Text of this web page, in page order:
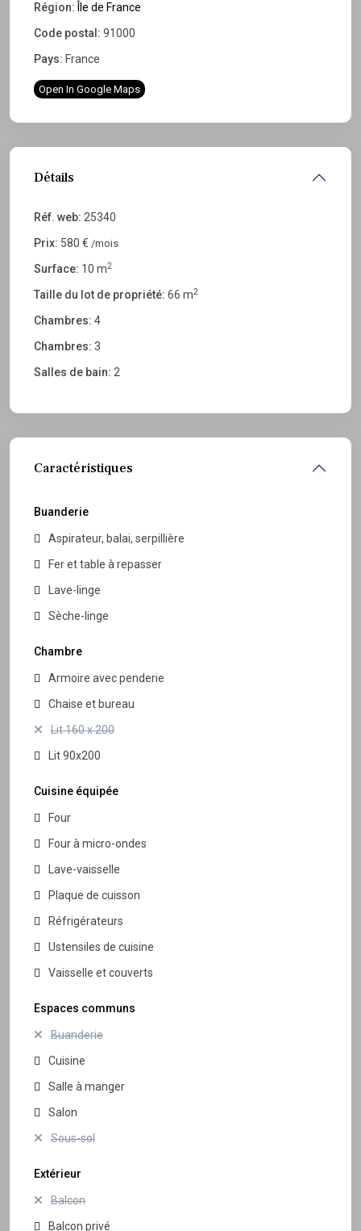
Région:
Île de France
Code postal: 91000
Pays: France
Open In Google Maps
Détails
Réf. web: 25340
Prix: 580 € /mois
Surface: 10 m2
Taille du lot de propriété: 66 m2
Chambres: 4
Chambres: 3
Salles de bain: 2
Caractéristiques
Buanderie
Aspirateur, balai, serpillière
Fer et table à repasser
Lave-linge
Sèche-linge
Chambre
Armoire avec penderie
Chaise et bureau
Lit 160 x 200
Lit 90x200
Cuisine équipée
Four
Four à micro-ondes
Lave-vaisselle
Plaque de cuisson
Réfrigérateurs
Ustensiles de cuisine
Vaisselle et couverts
Espaces communs
Buanderie
Cuisine
Salle à manger
Salon
Sous-sol
Extérieur
Balcon
Balcon privé